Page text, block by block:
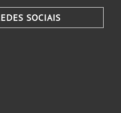
SOCIAIS